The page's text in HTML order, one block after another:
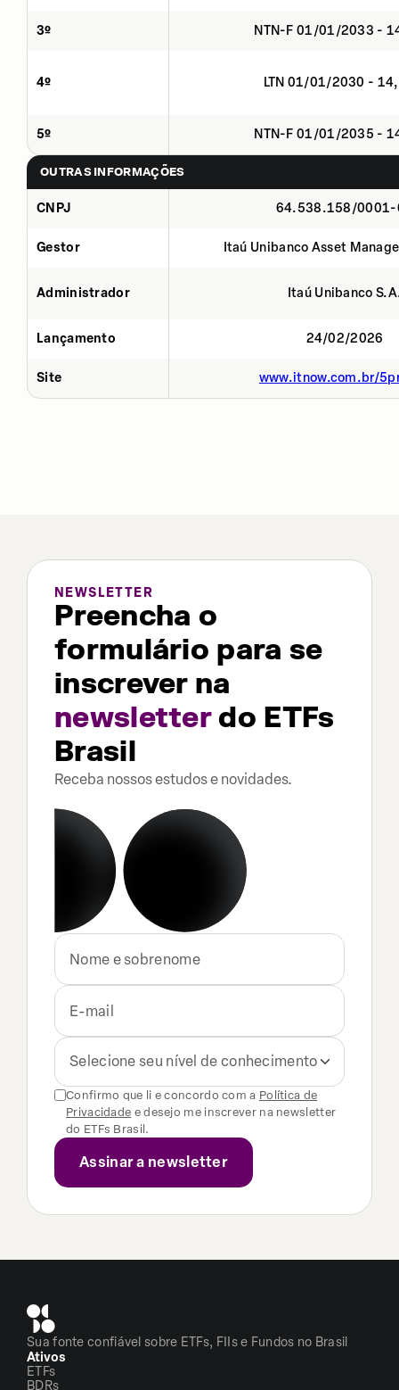
3º NTN-F 01/01/2033 -
4º LTN 01/01/2030 -
5º NTN-F 01/01/2035 -
OUTRAS INFORMAÇÕES
CNPJ 64.538.158/0001-
Gestor Itaú Unibanco Asset
Administrador Itaú Unibanco
Lançamento 24/02/2026
Site www.itnow.com.br/
NEWSLETTER
Preencha o
formulário para se
inscrever na
newsletterdo ETFs
Brasil
Receba nossos estudos e novidades.
Selecione seu nível de conhecimento
Confirmo que li e concordo com a Política de
Privacidade e desejo me inscrever na newsletter
do ETFs Brasil.
Sua fonte confiável sobre ETFs, FIIs e Fundos no Brasil
Ativos
ETFs
BDRs